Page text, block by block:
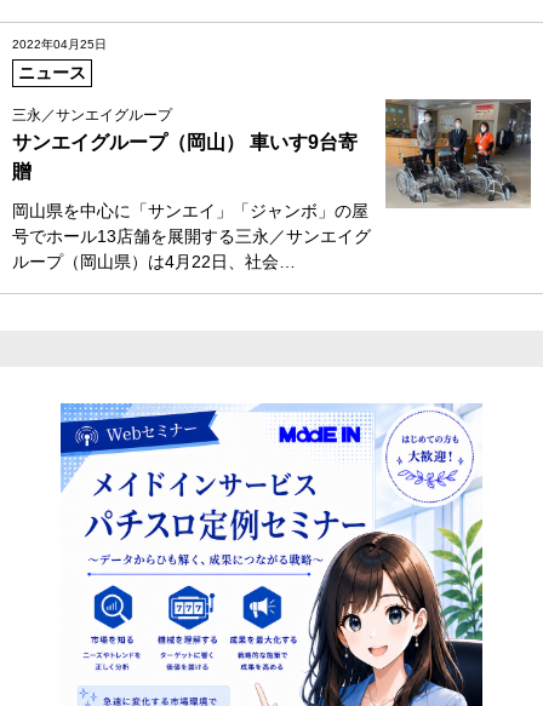
2022年04月25日
ニュース
三永／サンエイグループ
サンエイグループ（岡山） 車いす9台寄
贈
岡山県を中心に「サンエイ」「ジャンボ」の屋
号でホール13店舗を展開する三永／サンエイグ
ループ（岡山県）は4月22日、社会…